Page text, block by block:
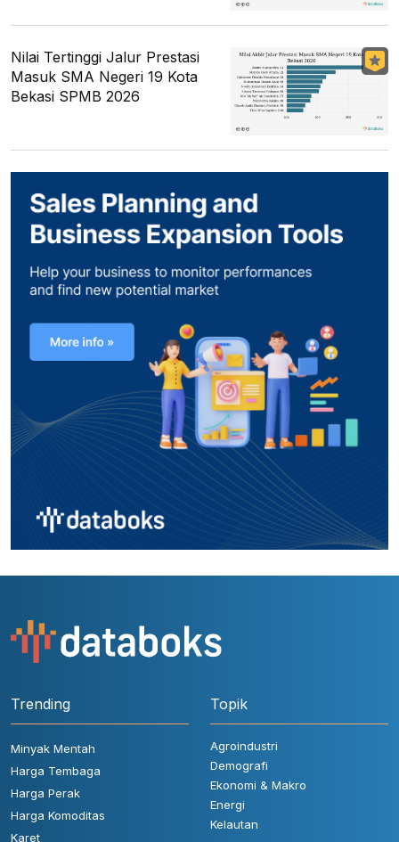
Nilai Tertinggi Jalur Prestasi
Masuk SMA Negeri 19 Kota
Bekasi SPMB 2026
Trending
Minyak Mentah
Harga Tembaga
Harga Perak
Harga Komoditas
Karet
Topik
Agroindustri
Demografi
Ekonomi & Makro
Energi
Kelautan